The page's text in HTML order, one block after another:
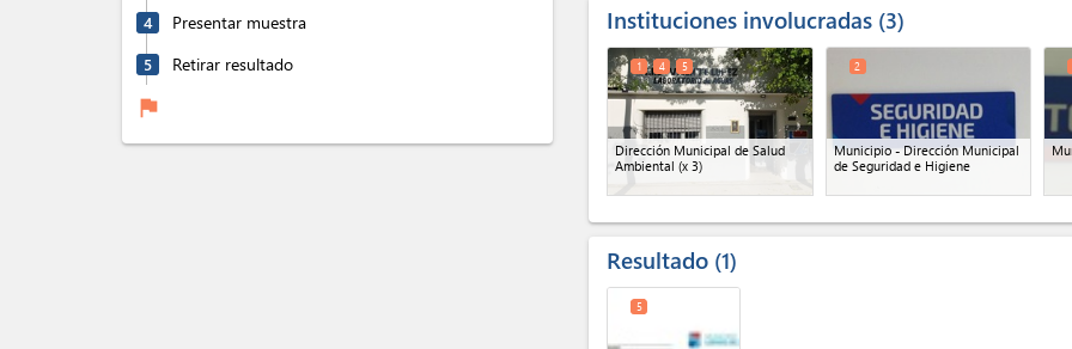
4 Presentar muestra
5 Retirar resultado
flag
Instituciones involucradas 3
Dirección Municipal de Salud
Ambiental (x 3)
1 4 5
Municipio - Dirección Municipal
de Seguridad e Higiene
2
Resultado 1
5